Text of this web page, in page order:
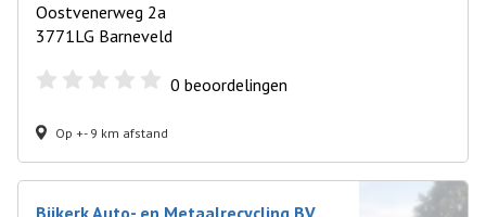
Oostvenerweg 2a
3771LG Barneveld
0 beoordelingen
Op +- 9 km afstand
Bijkerk Auto- en Metaalrecycling BV